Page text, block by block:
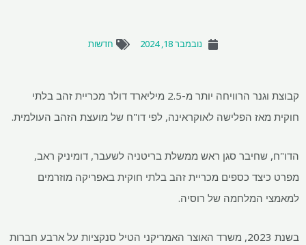
נובמבר 18, 2024 חדשות
קבוצת וגנר הרוויחה יותר מ-2.5 מיליארד דולר מכריית זהב בלתי
חוקית מאז הפלישה לאוקראינה, לפי דו"ח של מועצת הזהב העולמית.
הדו"ח, שחיבר סגן ראש ממשלת בריטניה לשעבר, דומיניק ראב,
מפרט כיצד כספים מכריית זהב בלתי חוקית באפריקה מוזרמים
למאמצי המלחמה של רוסיה.
בשנת 2023, משרד האוצר האמריקני הטיל סנקציות על ארבע חברות